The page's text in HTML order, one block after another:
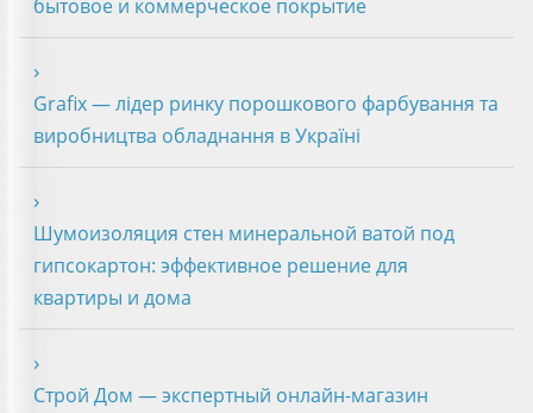
бытовое и коммерческое покрытие
Grafix — лідер ринку порошкового фарбування та
виробництва обладнання в Україні
Шумоизоляция стен минеральной ватой под
гипсокартон: эффективное решение для
квартиры и дома
Строй Дом — экспертный онлайн-магазин